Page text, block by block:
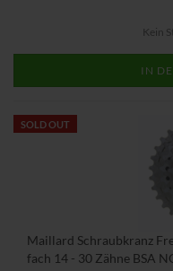
Kein
IN
SOLD OUT
Maillard Schraubkranz
fach 14 - 30 Zähne BSA